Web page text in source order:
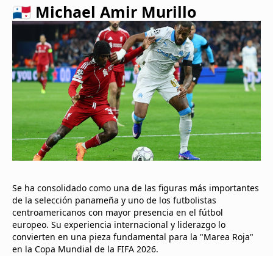
🇵🇦 Michael Amir Murillo
Se ha consolidado como una de las figuras más importantes
de la selección panameña y uno de los futbolistas
centroamericanos con mayor presencia en el fútbol
europeo. Su experiencia internacional y liderazgo lo
convierten en una pieza fundamental para la "Marea Roja"
en la Copa Mundial de la FIFA 2026.